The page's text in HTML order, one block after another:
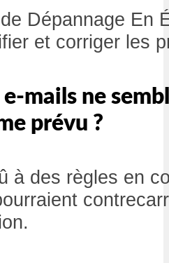
Dépannage En
et corriger les
mails ne
prévu ?
à des règles en